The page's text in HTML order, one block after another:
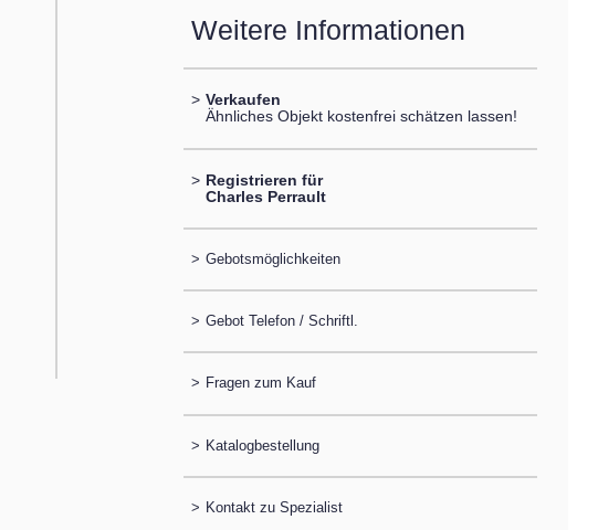
Weitere Informationen
> Verkaufen
Ähnliches Objekt kostenfrei schätzen lassen!
> Registrieren für
Charles Perrault
> Gebotsmöglichkeiten
> Gebot Telefon / Schriftl.
> Fragen zum Kauf
> Katalogbestellung
> Kontakt zu Spezialist